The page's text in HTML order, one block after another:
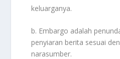
keluarganya.
b. Embargo adalah
penyiaran berita sesuai
narasumber.